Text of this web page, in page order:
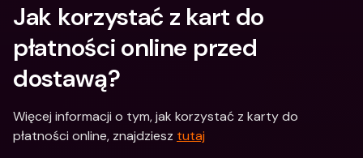
Jak korzystać z kart do
płatności online przed
dostawą?
Więcej informacji o tym, jak korzystać z karty do
płatności online, znajdziesz tutaj